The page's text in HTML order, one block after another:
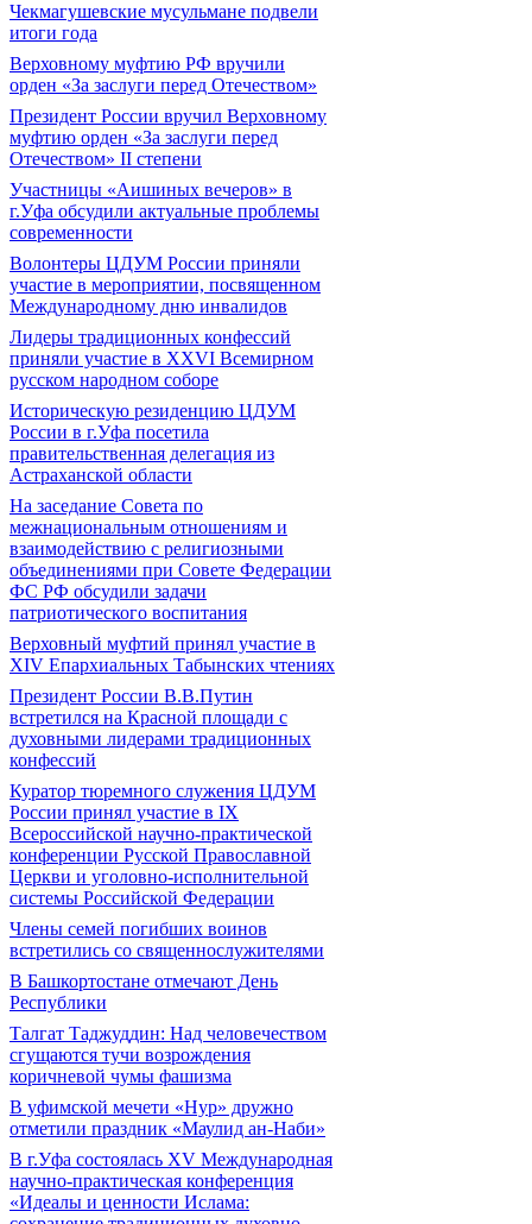
Чекмагушевские мусульмане подвели
итоги года
Верховному муфтию РФ вручили
орден «За заслуги перед Отечеством»
Президент России вручил Верховному
муфтию орден «За заслуги перед
Отечеством» II степени
Участницы «Аишиных вечеров» в
г.Уфа обсудили актуальные проблемы
современности
Волонтеры ЦДУМ России приняли
участие в мероприятии, посвященном
Международному дню инвалидов
Лидеры традиционных конфессий
приняли участие в XXVI Всемирном
русском народном соборе
Историческую резиденцию ЦДУМ
России в г.Уфа посетила
правительственная делегация из
Астраханской области
На заседание Совета по
межнациональным отношениям и
взаимодействию с религиозными
объединениями при Совете Федерации
ФС РФ обсудили задачи
патриотического воспитания
Верховный муфтий принял участие в
ХIV Епархиальных Табынских чтениях
Президент России В.В.Путин
встретился на Красной площади с
духовными лидерами традиционных
конфессий
Куратор тюремного служения ЦДУМ
России принял участие в IX
Всероссийской научно-практической
конференции Русской Православной
Церкви и уголовно-исполнительной
системы Российской Федерации
Члены семей погибших воинов
встретились со священнослужителями
В Башкортостане отмечают День
Республики
Талгат Таджуддин: Над человечеством
сгущаются тучи возрождения
коричневой чумы фашизма
В уфимской мечети «Нур» дружно
отметили праздник «Маулид ан-Наби»
В г.Уфа состоялась XV Международная
научно-практическая конференция
«Идеалы и ценности Ислама: